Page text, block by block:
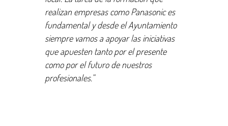
realizan empresas como Panasonic es
fundamental y desde el Ayuntamiento
siempre vamos a apoyar las iniciativas
que apuesten tanto por el presente
como por el futuro de nuestros
profesionales.”